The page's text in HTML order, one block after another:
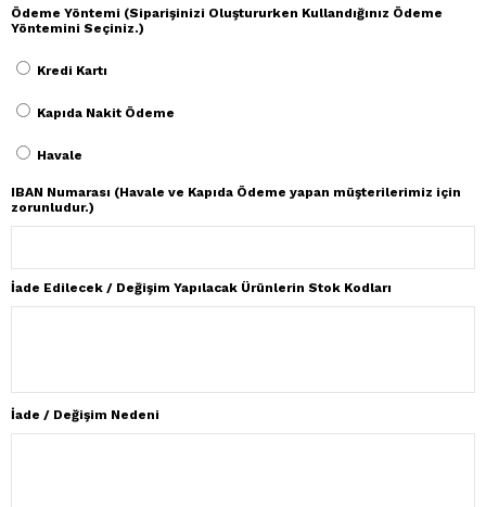
Ödeme Yöntemi (Siparişinizi Oluştururken Kullandığınız Ödeme
Yöntemini Seçiniz.)
Kredi Kartı
Kapıda Nakit Ödeme
Havale
IBAN Numarası (Havale ve Kapıda Ödeme yapan müşterilerimiz için
zorunludur.)
İade Edilecek / Değişim Yapılacak Ürünlerin Stok Kodları
İade / Değişim Nedeni